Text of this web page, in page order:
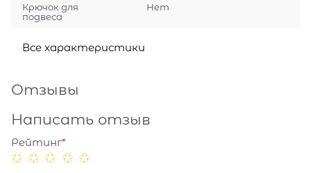
Крючок для
подвеса
Нет
Все характеристики
Отзывы
Написать отзыв
Рейтинг